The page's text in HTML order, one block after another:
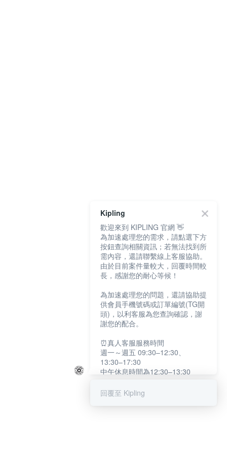
Kipling
歡迎來到 KIPLING 官網 👋
為加速處理您的需求，請點選下方
按鈕查詢相關資訊；若無法找到所
需內容，還請聯繫線上客服協助。
由於目前案件量較大，回覆時間較
長，感謝您的耐心等候！
為加速處理您的問題，還請協助提
供會員手機號碼或訂單編號(TG開
頭)，以利客服為您查詢確認，謝
謝您的配合。
⏰真人客服服務時間
週一～週五 09:30–12:30、
13:30–17:30
中午休息時間為12:30–13:30
提醒您：系統會自動已讀訊息，如
回覆至 Kipling